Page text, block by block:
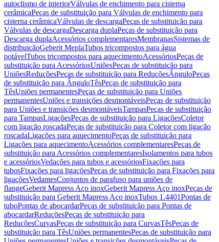
autoclismo de interiorVálvulas de enchimento para cisterna
cerâmicaPeças de substituição para Válvulas de enchimento para
cisterna cerâmicaVálvulas de descargaPeças de substituição para
Válvulas de descargaDescarga duplaPeças de substituição para
Descarga duplaAcessórios complementaresMembranasSistemas de
distribuiçãoGeberit MeplaTubos tricompostos para água
potávelTubos tricompostos para aquecimentoAcessóriosPeças de
substituição para AcessóriosUniõesPeças de substituição para
UniõesReduçõesPeças de substituição para ReduçõesÂnguloPeças
de substituição para ÂnguloTêsPeças de substituição para
TêsUniões permanentesPeças de substituição para Uniões
permanentesUniões e transições desmontáveisPeças de substituição
para Uniões e transições desmontáveisTampasPeças de substituição
para TampasLigaçõesPeças de substituição para LigaçõesColetor
com ligação roscadaPeças de substituição para Coletor com ligação
roscadaLigações para aquecimentoPeças de substituição para
Ligações para aquecimentoAcessórios complementaresPeças de
substituição para Acessórios complementaresIsolamentos para tubos
e acessóriosVedações para tubos e acessóriosFixações para
tubosFixações para ligaçõesPeças de substituição para Fixações para
ligaçõesVedantesConjuntos de parafuso para uniões de
flangeGeberit Mapress Aço inoxGeberit Mapress Aço inoxPeças de
substituição para Geberit Mapress Aço inoxTubos 1.4401Pontas de
tuboPontas de abocardarPeças de substituição para Pontas de
abocardarReduçõesPeças de substituição para
ReduçõesCurvasPeças de substituição para CurvasTêsPeças de
substituição para TêsUniões permanentesPeças de substituição para